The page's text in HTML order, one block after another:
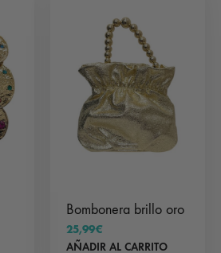
Bombonera brillo oro
25,99€
AÑADIR AL CARRITO